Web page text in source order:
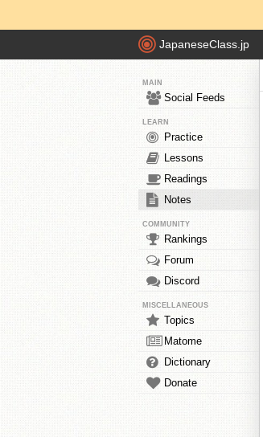
JapaneseClass.jp
MAIN
Social Feeds
LEARN
Practice
Lessons
Readings
Notes
COMMUNITY
Rankings
Forum
Discord
MISCELLANEOUS
Topics
Matome
Dictionary
Donate